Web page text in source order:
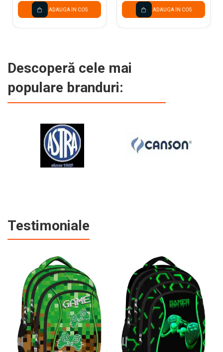
ADAUGA IN COS ADAUGA IN COS
Descoperă cele mai
populare branduri:
Testimoniale